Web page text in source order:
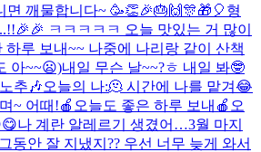
면 깨물합니다~ 🥳👏🎉🎂🙌🎊🎁🎈 형
ㅋㅋㅋㅋㅋ 오늘 맛있는 거 많이
하루 보내~~ 나중에 나리랑 같이 산책
아~~😦)내일 무슨 날~~?ㅎ 내일 봐🤓
추🎶오늘의 나:🫠 시간에 나를 맡겨😂
~ 어때!🍎오늘도 좋은 하루 보내🍎 오
나 계란 알레르기 생겼어…3월 마지
동안 잘 지냈지?? 우선 너무 늦게 와서